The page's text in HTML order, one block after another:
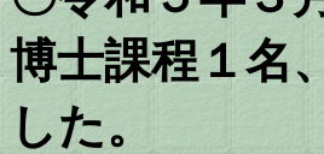
博士課程１名
した。